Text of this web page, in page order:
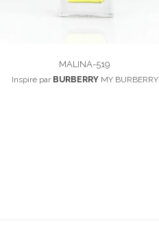
MALINA-519
Inspiré par BURBERRYMY BURBERRY